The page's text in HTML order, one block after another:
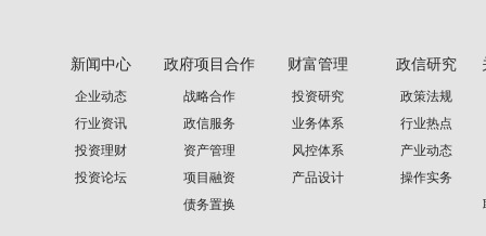
新闻中心
企业动态
行业资讯
投资理财
投资论坛
政府项目合作
战略合作
政信服务
资产管理
项目融资
债务置换
财富管理
投资研究
业务体系
风控体系
产品设计
政信研究
政策法规
行业热点
产业动态
操作实务